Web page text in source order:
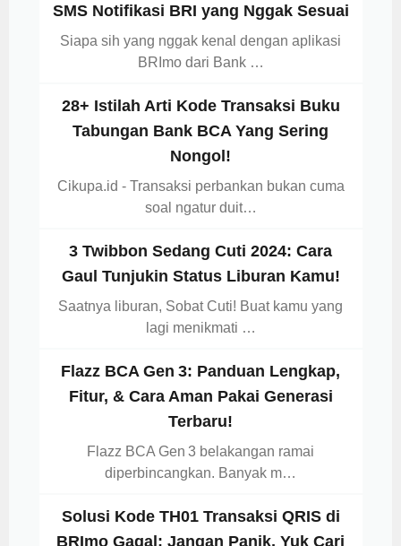
SMS Notifikasi BRI yang Nggak Sesuai
Siapa sih yang nggak kenal dengan aplikasi
BRImo dari Bank …
28+ Istilah Arti Kode Transaksi Buku
Tabungan Bank BCA Yang Sering
Nongol!
Cikupa.id - Transaksi perbankan bukan cuma
soal ngatur duit…
3 Twibbon Sedang Cuti 2024: Cara
Gaul Tunjukin Status Liburan Kamu!
Saatnya liburan, Sobat Cuti! Buat kamu yang
lagi menikmati …
Flazz BCA Gen 3: Panduan Lengkap,
Fitur, & Cara Aman Pakai Generasi
Terbaru!
Flazz BCA Gen 3 belakangan ramai
diperbincangkan. Banyak m…
Solusi Kode TH01 Transaksi QRIS di
BRImo Gagal: Jangan Panik, Yuk Cari